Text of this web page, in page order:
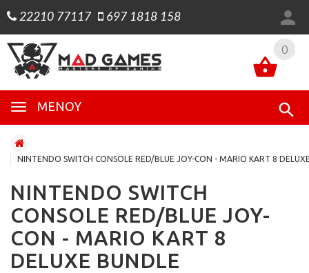
22210 77117 697 1818 158
0
ΜΕΝΟΎ
0
NINTENDO SWITCH CONSOLE RED/BLUE JOY-CON - MARIO KART 8
NINTENDO SWITCH
CONSOLE RED/BLUE JOY-
CON - MARIO KART 8
DELUXE BUNDLE